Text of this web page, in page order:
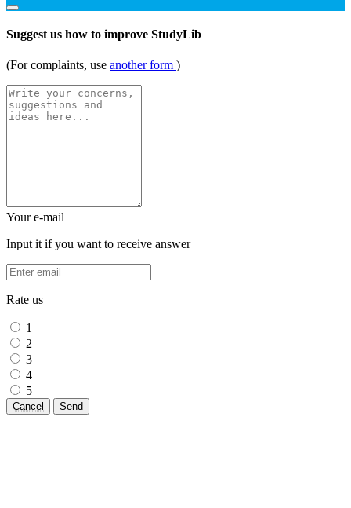
Suggest us how to improve StudyLib
(For complaints, use another form )
Your e-mail
Input it if you want to receive answer
Rate us
1
2
3
4
5
Cancel Send